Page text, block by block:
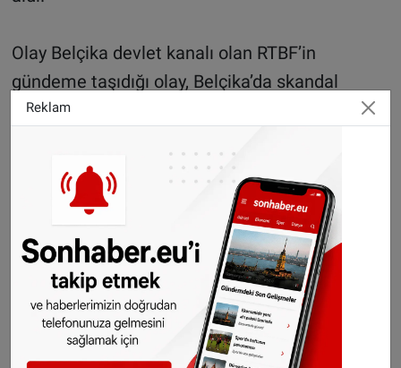
Olay Belçika devlet kanalı olan RTBF’in
gündeme taşıdığı olay, Belçika’da skandal
yarattı. Din görevlisi Jamal Habbachich “Bu
güveniyoruz, daha öncede böyle olaylar
yaşanmıştı ancak bu defa verilen ismi ilk defa
görüyoruz.” diye konuştu.
Reklam